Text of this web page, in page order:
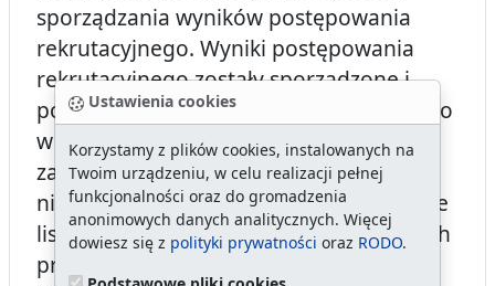
Ustawienia cookies
Korzystamy z plików cookies, instalowanych na
Twoim urządzeniu, w celu realizacji pełnej
funkcjonalności oraz do gromadzenia
anonimowych danych analitycznych. Więcej
dowiesz się z polityki prywatności oraz RODO.
sporządzania wyników postępowania
rekrutacyjnego. Wyniki postępowania
rekrutacyjnego zostały sporządzone i
podane do publicznej informacji zarówno
w formie listy kandydatów
zakwalifikowanych i
niezakwalifikowanych, ale także w formie
listy tzw. „kandydatów zakwalifikowanych
przesuniętych” [9: Dotyczy kandydatów,